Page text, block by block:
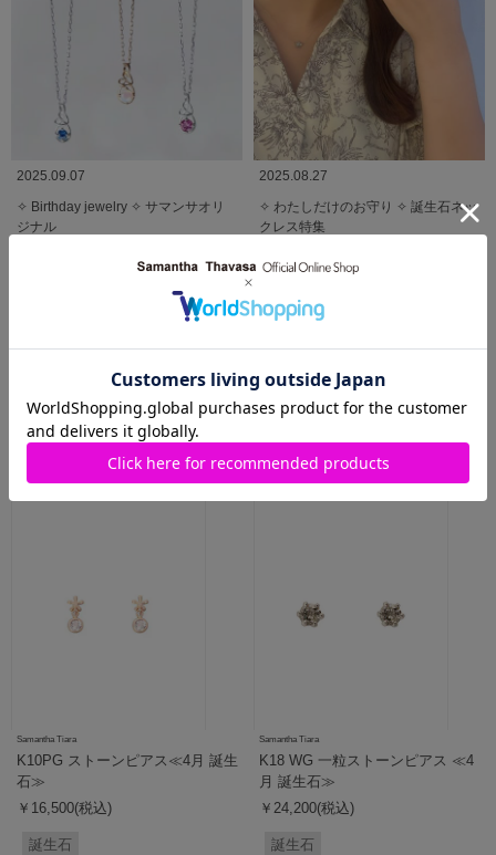
2025.09.07
✧ Birthday jewelry ✧ サマンサオリ
ジナル
Samantha Jewelry
2025.08.27
✧ わたしだけのお守り ✧ 誕生石ネッ
クレス特集
関連商品
Samantha Tiara
K10PG ストーンピアス≪4月 誕生
石≫
￥16,500(税込)
誕生石
Samantha Tiara
K18 WG 一粒ストーンピアス ≪4
月 誕生石≫
￥24,200(税込)
誕生石